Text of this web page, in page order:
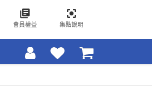
會員權益 集點說明